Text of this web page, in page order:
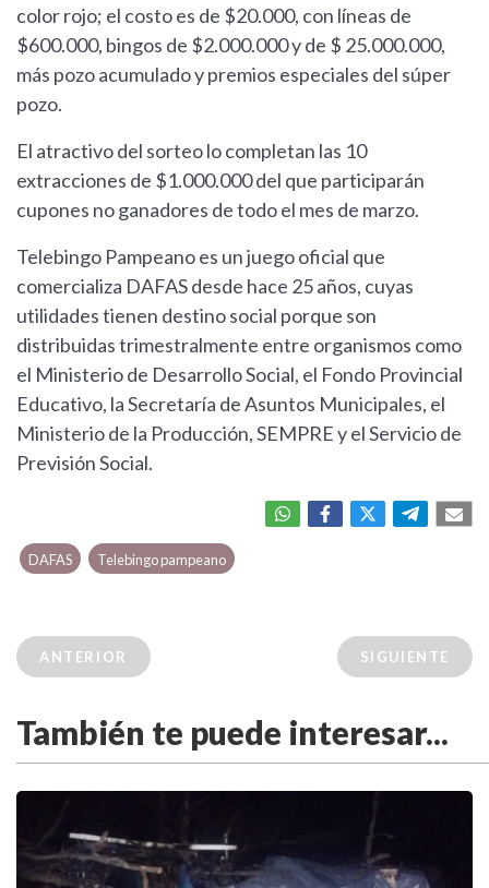
color rojo; el costo es de $20.000, con líneas de
$600.000, bingos de $2.000.000 y de $ 25.000.000,
más pozo acumulado y premios especiales del súper
pozo.
El atractivo del sorteo lo completan las 10
extracciones de $1.000.000 del que participarán
cupones no ganadores de todo el mes de marzo.
Telebingo Pampeano es un juego oficial que
comercializa DAFAS desde hace 25 años, cuyas
utilidades tienen destino social porque son
distribuidas trimestralmente entre organismos como
el Ministerio de Desarrollo Social, el Fondo Provincial
Educativo, la Secretaría de Asuntos Municipales, el
Ministerio de la Producción, SEMPRE y el Servicio de
Previsión Social.
DAFAS Telebingo pampeano
ANTERIOR SIGUIENTE
También te puede interesar...